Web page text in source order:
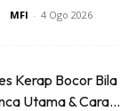
MFI - 4 Ogo 2026
Kerap Bocor
Utama & Cara...